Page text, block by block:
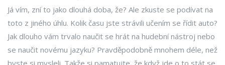
Já vím, zní to jako dlouhá doba, že? Ale zkuste se podívat na
toto z jiného úhlu. Kolik času jste strávili učením se řídit auto?
Jak dlouho vám trvalo naučit se hrát na hudební nástroj nebo
se naučit novému jazyku? Pravděpodobně mnohem déle, než